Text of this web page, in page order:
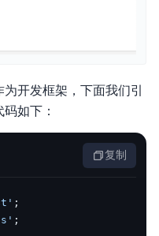
开发框架，下面我们引
如下：
复制
;
;